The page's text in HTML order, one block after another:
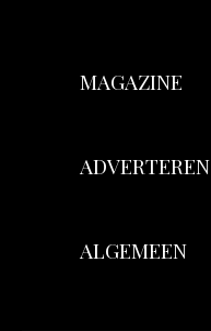
MAGAZINE
ADVERTEREN
ALGEMEEN